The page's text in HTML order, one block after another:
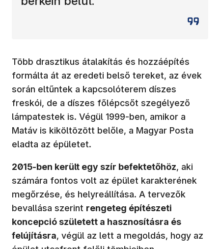
Több drasztikus átalakítás és hozzáépítés
formálta át az eredeti belső tereket, az évek
során eltűntek a kapcsolóterem díszes
freskói, de a díszes főlépcsőt szegélyező
lámpatestek is. Végül 1999-ben, amikor a
Matáv is kiköltözött belőle, a Magyar Posta
eladta az épületet.
2015-ben került egy szír befektetőhöz, aki
számára fontos volt az épület karakterének
megőrzése, és helyreállítása. A tervezők
bevallása szerint rengeteg építészeti
koncepció született a hasznosításra és
felújításra, végül az lett a megoldás, hogy az